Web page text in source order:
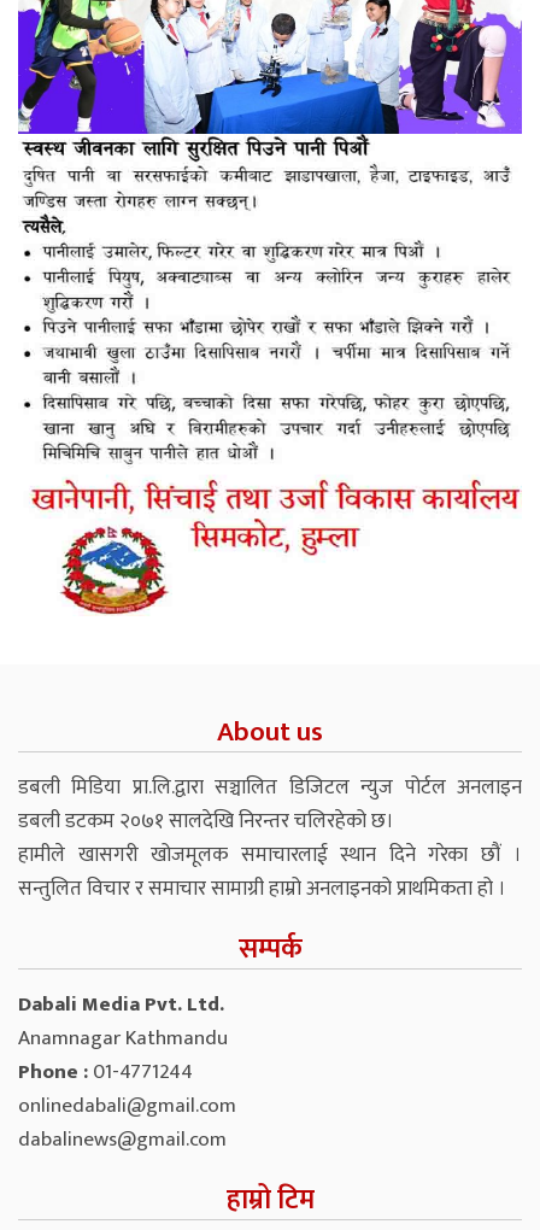
About us
डबली मिडिया प्रा.लि.द्वारा सञ्चालित डिजिटल न्युज पोर्टल अनलाइन
डबली डटकम २०७१ सालदेखि निरन्तर चलिरहेको छ।
हामीले खासगरी खोजमूलक समाचारलाई स्थान दिने गरेका छौं ।
सन्तुलित विचार र समाचार सामाग्री हाम्रो अनलाइनको प्राथमिकता हो ।
सम्पर्क
Dabali Media Pvt. Ltd.
Anamnagar Kathmandu
Phone :01-4771244
onlinedabali@gmail.com
dabalinews@gmail.com
हाम्रो टिम